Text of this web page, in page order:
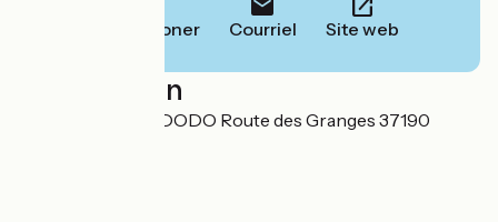
Téléphoner Courriel Site web
Localisation
HOTEL TROGLODODO Route des Granges 37190